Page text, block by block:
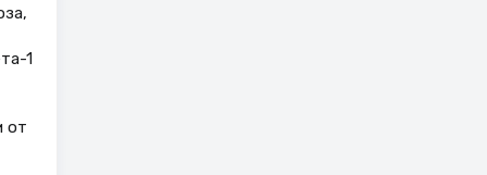
1
от